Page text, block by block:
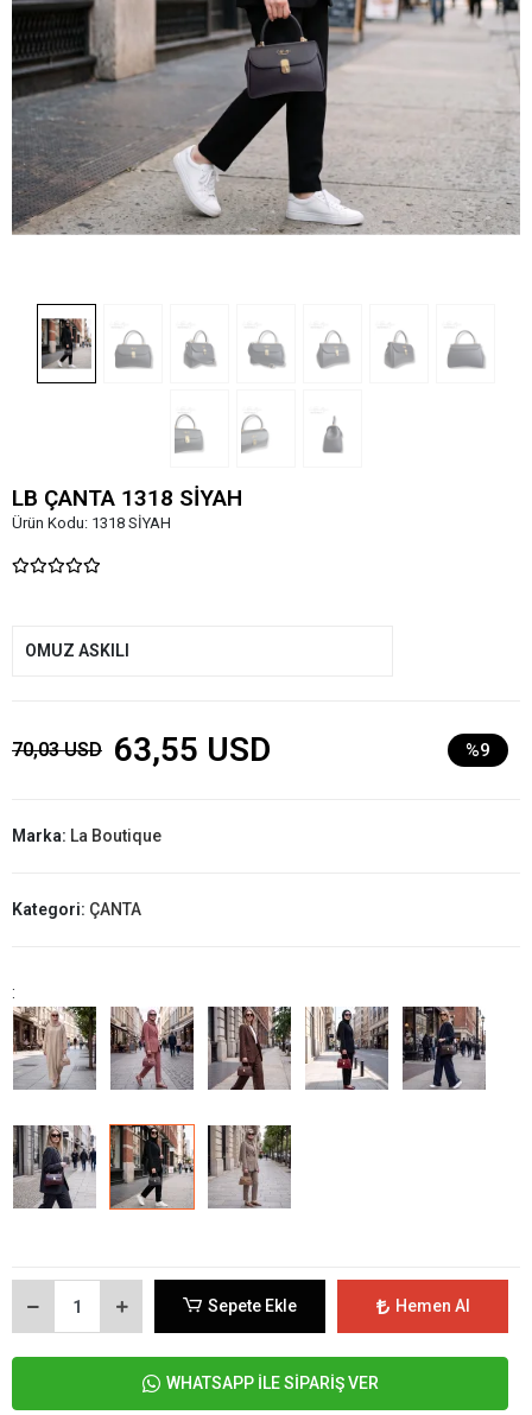
LB ÇANTA 1318 SİYAH
Ürün Kodu: 1318 SİYAH
OMUZ ASKILI
70,03 USD 63,55 USD %9
Marka: La Boutique
Kategori: ÇANTA
:
Sepete Ekle Hemen Al
WHATSAPP İLE SİPARİŞ VER